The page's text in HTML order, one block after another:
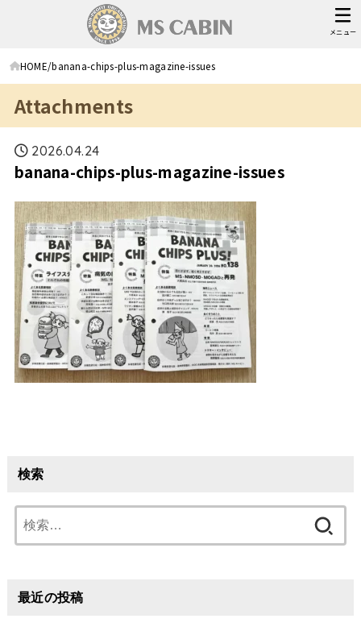
メニュー
HOME banana-chips-plus-magazine-issues
Attachments
2026.04.24
banana-chips-plus-magazine-issues
検索
索:
最近の投稿